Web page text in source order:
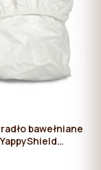
bawełniane